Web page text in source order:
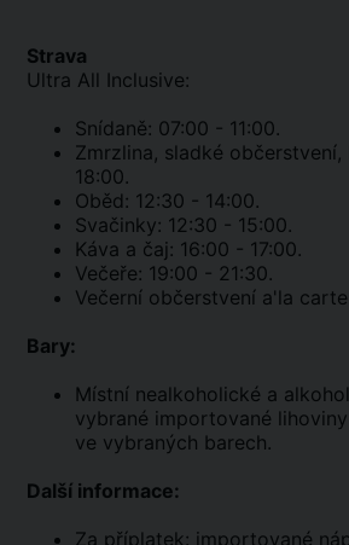
Strava
Ultra All Inclusive:
Snídaně: 07:00 - 11:00.
Zmrzlina, sladké občerstvení,
18:00.
Oběd: 12:30 - 14:00.
Svačinky: 12:30 - 15:00.
Káva a čaj: 16:00 - 17:00.
Večeře: 19:00 - 21:30.
Večerní občerstvení a'la
Bary:
Místní nealkoholické a
vybrané importované
ve vybraných barech.
Další informace:
Za příplatek: importované